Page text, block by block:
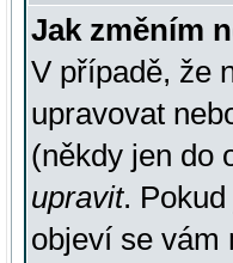
Jak změním
V případě, že
upravovat
(někdy jen do
upravit.
objeví se vám